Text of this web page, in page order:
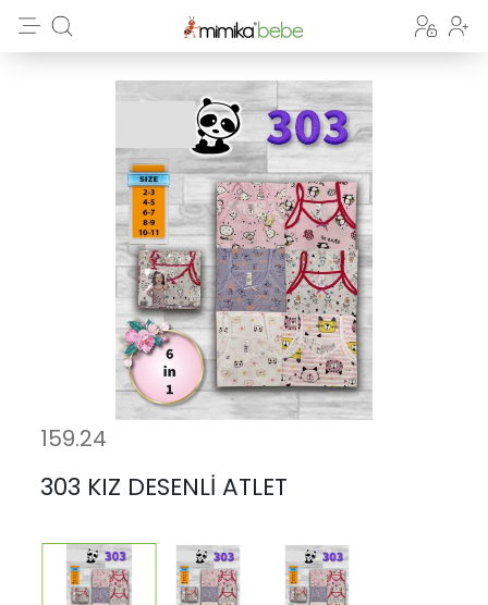
159.24
303 KIZ DESENLİ ATLET